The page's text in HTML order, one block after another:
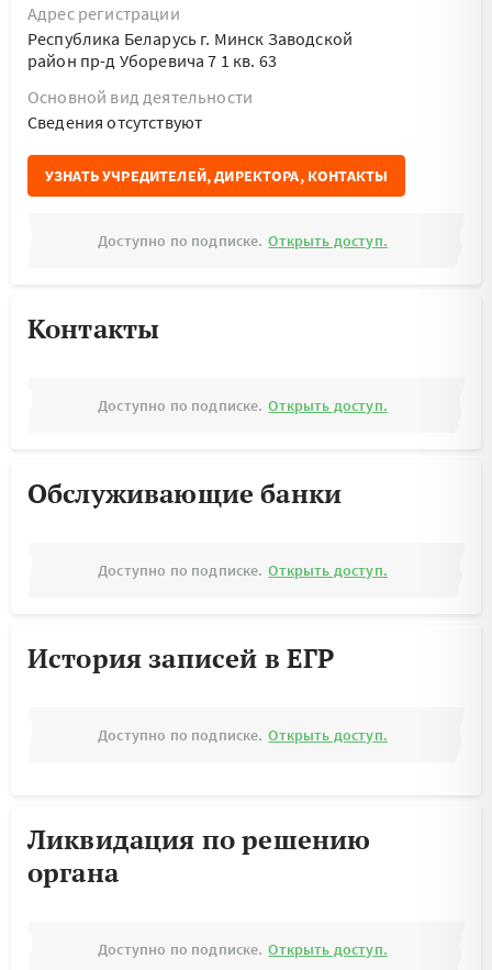
Адрес регистрации
Республика Беларусь г. Минск Заводской
район пр-д Уборевича 7 1 кв. 63
Основной вид деятельности
Cведения отсутствуют
УЗНАТЬ УЧРЕДИТЕЛЕЙ, ДИРЕКТОРА, КОНТАКТЫ
Доступно по подписке. Открыть доступ.
Контакты
Доступно по подписке. Открыть доступ.
Обслуживающие банки
Доступно по подписке. Открыть доступ.
История записей в ЕГР
Доступно по подписке. Открыть доступ.
Ликвидация по решению
органа
Доступно по подписке. Открыть доступ.